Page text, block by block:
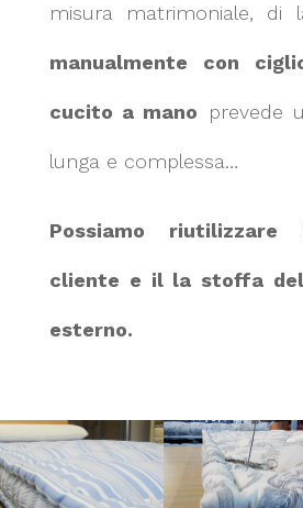
misura matrimoniale, di
manualmente con
cucito a mano prevede
lunga e complessa…
Possiamo
cliente e il la stoffa
esterno.